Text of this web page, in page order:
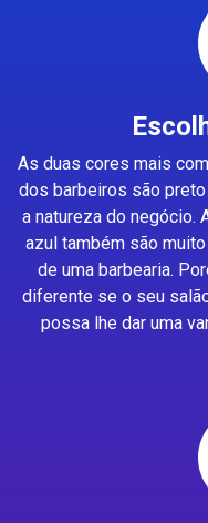
As duas cores mais
dos barbeiros são
a natureza do negócio.
azul também são
de uma barbearia.
diferente se o seu
possa lhe dar uma